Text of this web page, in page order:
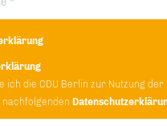
ich die CDU Berlin zur Nutzung der
nachfolgenden